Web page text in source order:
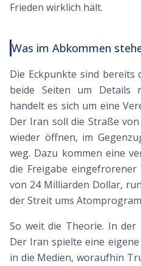
Frieden wirklich hält.
Was im Abkommen
Die Eckpunkte sind bereits
beide Seiten um Details
handelt es sich um eine
Der Iran soll die Straße
wieder öffnen, im
weg. Dazu kommen eine
die Freigabe
von 24 Milliarden Dollar,
der Streit ums
So weit die Theorie. In der
Der Iran spielte eine
in die Medien, woraufhin